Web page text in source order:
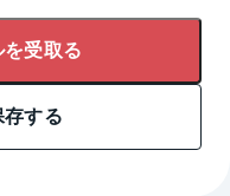
を受取る
存する